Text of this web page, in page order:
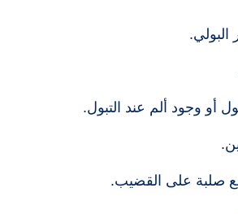
البولي.
أو وجود ألم عند التبول.
صلبة على القضيب.